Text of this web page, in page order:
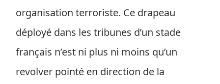
organisation terroriste. Ce drapeau
déployé dans les tribunes d’un stade
français n’est ni plus ni moins qu’un
revolver pointé en direction de la